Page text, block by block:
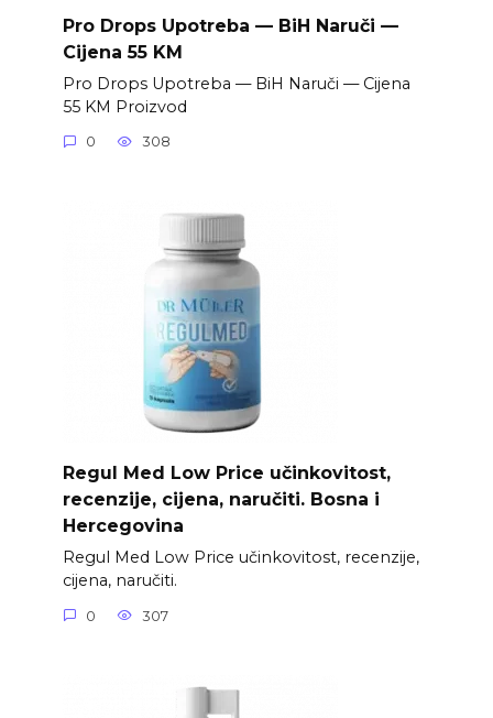
Pro Drops Upotreba — BiH Naruči —
Cijena 55 KM
Pro Drops Upotreba — BiH Naruči — Cijena
55 KM Proizvod
0 308
Regul Med Low Price učinkovitost,
recenzije, cijena, naručiti. Bosna i
Hercegovina
Regul Med Low Price učinkovitost, recenzije,
cijena, naručiti.
0 307